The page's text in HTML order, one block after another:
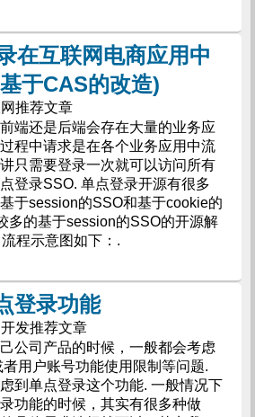
在互联网电商应用中
于CAS的改造)
推荐文章
端还是后端会存在大量的业务应
程中请求是在各个业务应用中流
只需要登录一次就可以访问所有
登录SSO. 单点登录开源有很多
于session的SSO和基于cookie的
多的基于session的SSO的开源解
程示意图如下：.
登录功能
发推荐文章
公司产品的时候，一般都会考虑
用户账号功能使用限制等问题.
到单点登录这个功能. 一般情况下
功能的时候，其实有很多种做